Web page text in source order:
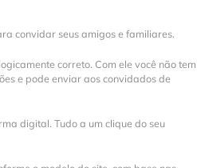
convidar seus amigos e familiares.
correto. Com ele você não tem
e pode enviar aos convidados de
digital. Tudo a um clique do seu